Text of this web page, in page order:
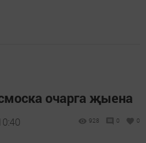
очарга җыена
928 0 0